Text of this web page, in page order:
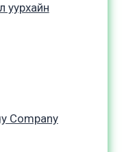
уурхайн
Company